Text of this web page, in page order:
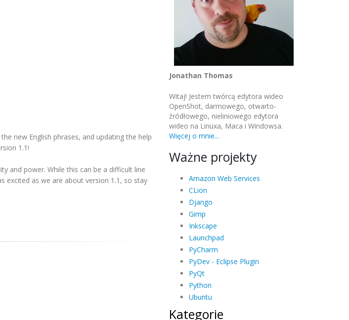
new English phrases, and updating the help
1.1!
and power. While this can be a difficult line
excited as we are about version 1.1, so stay
Jonathan Thomas
Witaj! Jestem twórcą edytora wideo
OpenShot, darmowego, otwarto-
źródłowego, nieliniowego edytora
wideo na Linuxa, Maca i Windowsa.
Więcej o mnie...
Ważne projekty
Amazon Web Services
CLion
Django
Gimp
Inkscape
Launchpad
PyCharm
PyDev - Eclipse Plugin
PyQt
Python
Ubuntu
Kategorie